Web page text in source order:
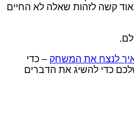
קשה לזהות שאלה לא החיים
לנצח את המשחק – כדי
כדי להשיג את הדברים